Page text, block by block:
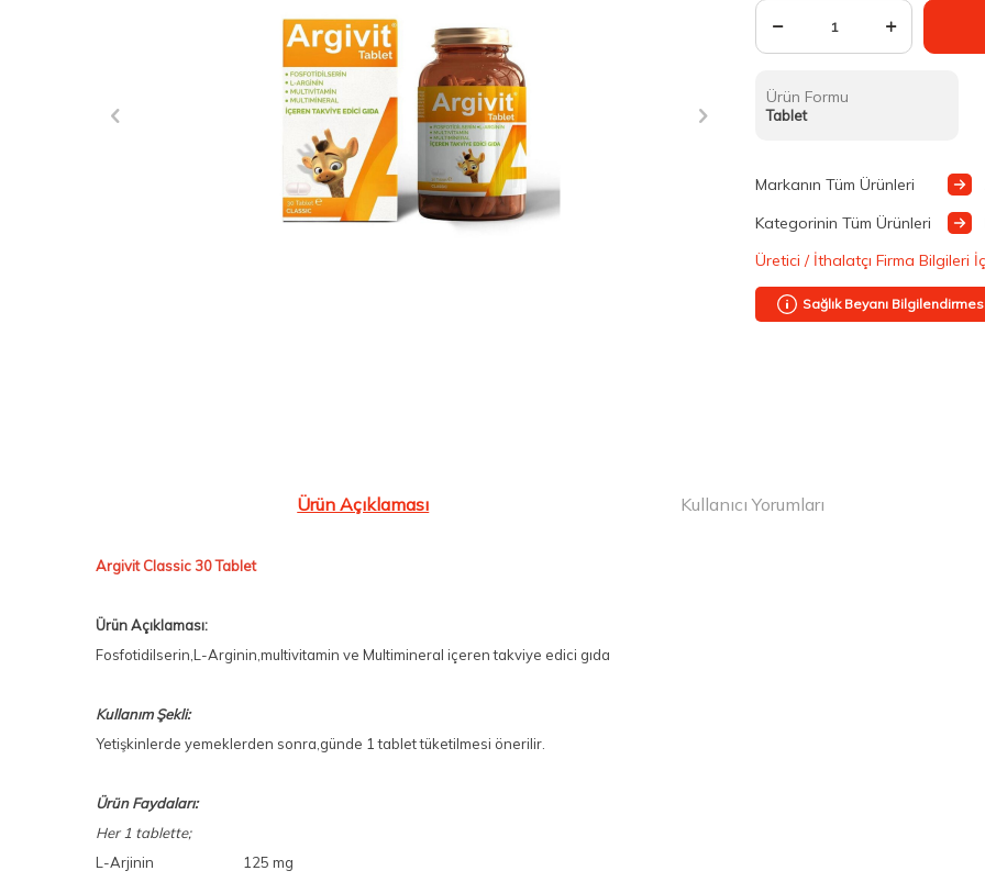
Ürün Formu
Tablet
Markanın Tüm Ürünleri
Kategorinin Tüm Ürünleri
Üretici / İthalatçı Firma Bilgileri
Sağlık Beyanı
Ürün Açıklaması Kullanıcı Yorumları
Argivit Classic 30 Tablet
Ürün Açıklaması:
Fosfotidilserin,L-Arginin,multivitamin ve Multimineral içeren takviye edici gıda
Kullanım Şekli:
Yetişkinlerde yemeklerden sonra,günde 1 tablet tüketilmesi önerilir.
Ürün Faydaları:
Her 1 tablette;
L-Arjinin 125 mg